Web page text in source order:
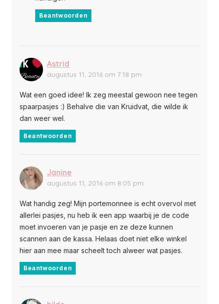
Beantwoorden
Astrid
augustus 11, 2016 om 7:18 pm
Wat een goed idee! Ik zeg meestal gewoon nee tegen
spaarpasjes :) Behalve die van Kruidvat, die wilde ik
dan weer wel.
Beantwoorden
Janine
augustus 11, 2016 om 8:05 pm
Wat handig zeg! Mijn portemonnee is echt overvol met
allerlei pasjes, nu heb ik een app waarbij je de code
moet invoeren van je pasje en ze deze kunnen
scannen aan de kassa. Helaas doet niet elke winkel
hier aan mee maar scheelt toch alweer wat pasjes.
Beantwoorden